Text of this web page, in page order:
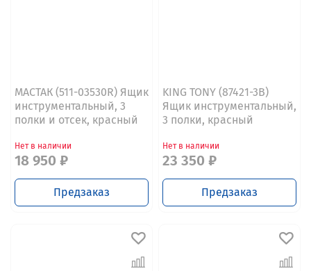
МАСТАК (511-03530R) Ящик
инструментальный, 3
полки и отсек, красный
Нет в наличии
18 950 ₽
Предзаказ
KING TONY (87421-3B)
Ящик инструментальный,
3 полки, красный
Нет в наличии
23 350 ₽
Предзаказ